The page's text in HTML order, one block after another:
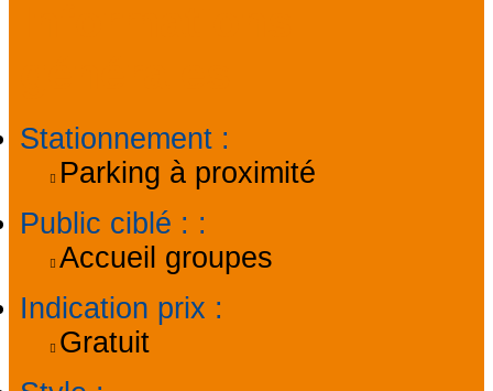
Stationnement :
Parking à proximité
Public ciblé : :
Accueil groupes
Indication prix :
Gratuit